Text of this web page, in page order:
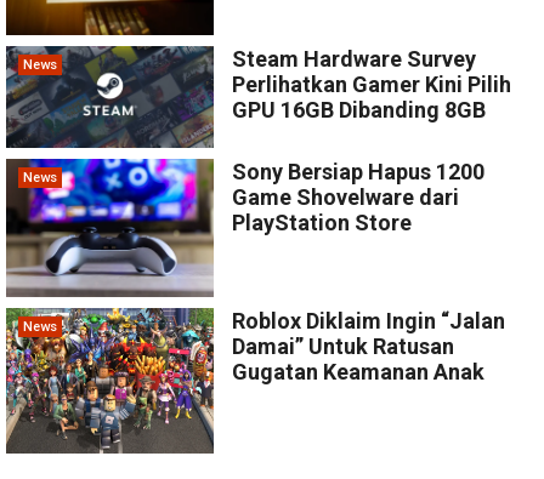
News
Steam Hardware Survey
Perlihatkan Gamer Kini Pilih
GPU 16GB Dibanding 8GB
News
Sony Bersiap Hapus 1200
Game Shovelware dari
PlayStation Store
News
Roblox Diklaim Ingin “Jalan
Damai” Untuk Ratusan
Gugatan Keamanan Anak